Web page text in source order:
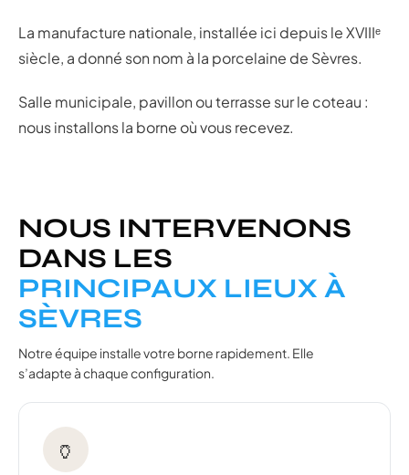
La manufacture nationale, installée ici depuis le XVIIIᵉ
siècle, a donné son nom à la porcelaine de Sèvres.
Salle municipale, pavillon ou terrasse sur le coteau :
nous installons la borne où vous recevez.
NOUS INTERVENONS
DANS LES
PRINCIPAUX LIEUX À
SÈVRES
Notre équipe installe votre borne rapidement. Elle
s’adapte à chaque configuration.
🏺